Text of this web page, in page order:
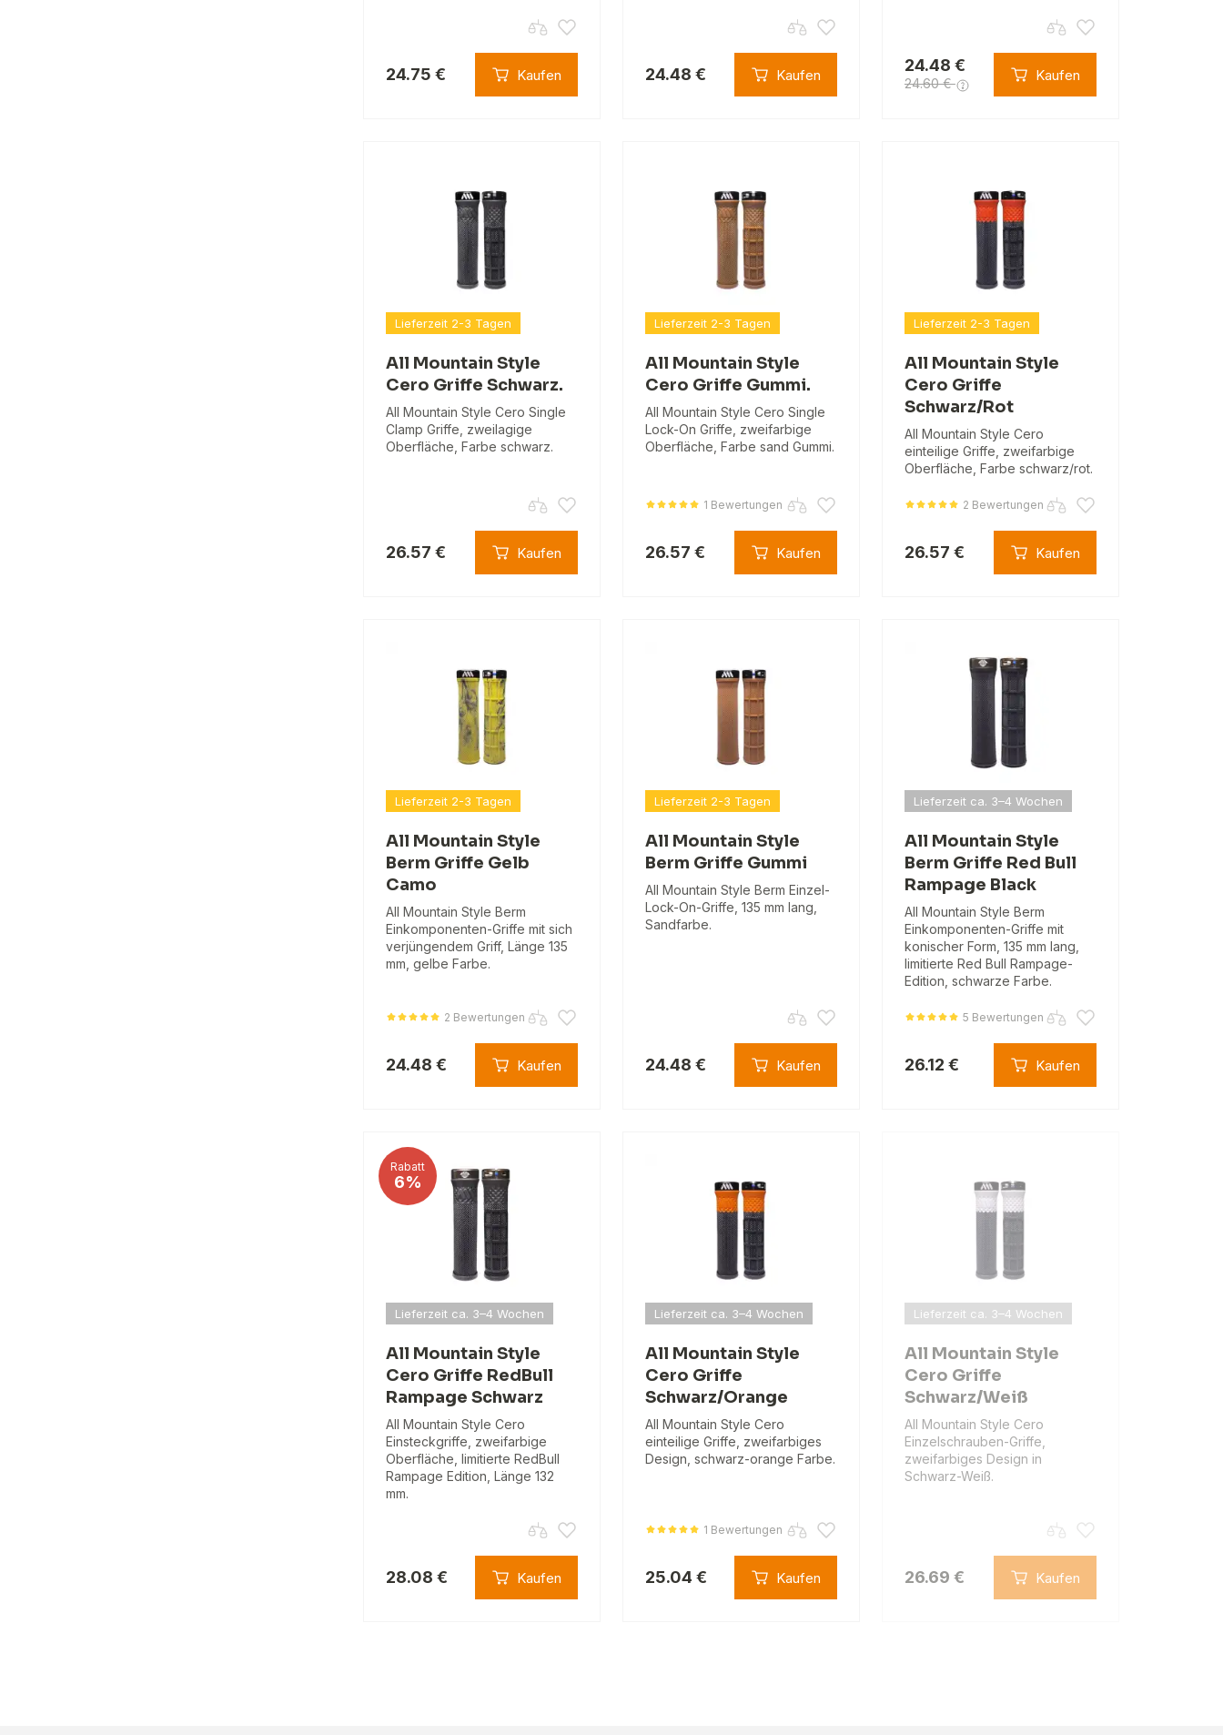
24.75 € Kaufen 24.48 € Kaufen
24.48 €
24.60 € Kaufen
Lieferzeit 2-3 Tagen
All Mountain Style
Cero Griffe Schwarz.
All Mountain Style Cero Single
Clamp Griffe, zweilagige
Oberfläche, Farbe schwarz.
26.57 € Kaufen
Lieferzeit 2-3 Tagen
All Mountain Style
Cero Griffe Gummi.
All Mountain Style Cero Single
Lock-On Griffe, zweifarbige
Oberfläche, Farbe sand Gummi.
1 Bewertungen
26.57 € Kaufen
Lieferzeit 2-3 Tagen
All Mountain Style
Cero Griffe
Schwarz/Rot
All Mountain Style Cero
einteilige Griffe, zweifarbige
Oberfläche, Farbe schwarz/rot.
2 Bewertungen
26.57 € Kaufen
Lieferzeit 2-3 Tagen
All Mountain Style
Berm Griffe Gelb
Camo
All Mountain Style Berm
Einkomponenten-Griffe mit sich
verjüngendem Griff, Länge 135
mm, gelbe Farbe.
2 Bewertungen
24.48 € Kaufen
Lieferzeit 2-3 Tagen
All Mountain Style
Berm Griffe Gummi
All Mountain Style Berm Einzel-
Lock-On-Griffe, 135 mm lang,
Sandfarbe.
24.48 € Kaufen
Lieferzeit ca. 3–4 Wochen
All Mountain Style
Berm Griffe Red Bull
Rampage Black
All Mountain Style Berm
Einkomponenten-Griffe mit
konischer Form, 135 mm lang,
limitierte Red Bull Rampage-
Edition, schwarze Farbe.
5 Bewertungen
26.12 € Kaufen
Rabatt
6%
Lieferzeit ca. 3–4 Wochen
All Mountain Style
Cero Griffe RedBull
Rampage Schwarz
All Mountain Style Cero
Einsteckgriffe, zweifarbige
Oberfläche, limitierte RedBull
Rampage Edition, Länge 132
mm.
28.08 € Kaufen
Lieferzeit ca. 3–4 Wochen
All Mountain Style
Cero Griffe
Schwarz/Orange
All Mountain Style Cero
einteilige Griffe, zweifarbiges
Design, schwarz-orange Farbe.
1 Bewertungen
25.04 € Kaufen
Lieferzeit ca. 3–4 Wochen
All Mountain Style
Cero Griffe
Schwarz/Weiß
All Mountain Style Cero
Einzelschrauben-Griffe,
zweifarbiges Design in
Schwarz-Weiß.
26.69 € Kaufen